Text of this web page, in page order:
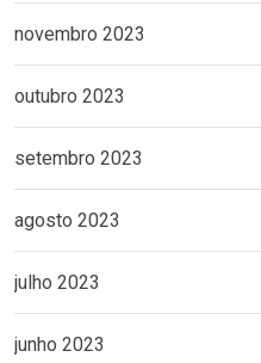
novembro 2023
outubro 2023
setembro 2023
agosto 2023
julho 2023
junho 2023